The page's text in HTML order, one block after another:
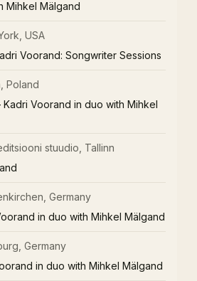
Mihkel Mälgand
USA
Voorand: Songwriter Sessions
Poland
Voorand in duo with Mihkel
stuudio, Tallinn
Germany
in duo with Mihkel Mälgand
Germany
in duo with Mihkel Mälgand